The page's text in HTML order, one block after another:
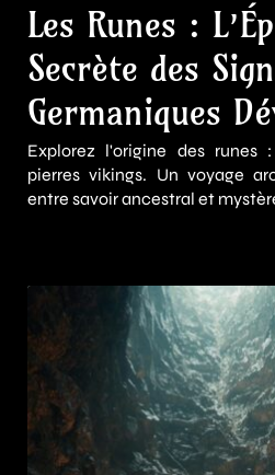
Les Runes :
Secrète des
Germaniques
Explorez l'origine des runes
pierres vikings. Un voyage
entre savoir ancestral et